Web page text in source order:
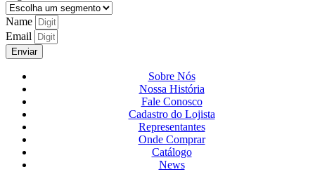
Name
Email
Enviar
Sobre Nós
Nossa História
Fale Conosco
Cadastro do Lojista
Representantes
Onde Comprar
Catálogo
News